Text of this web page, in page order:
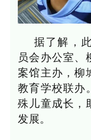
据了解，
员会办公室、
案馆主办，柳
教育学校联办
殊儿童成长，
发展。